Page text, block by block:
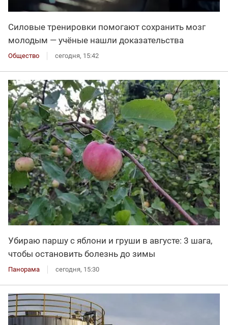
Силовые тренировки помогают сохранить мозг
молодым — учёные нашли доказательства
Общество сегодня, 15:42
Убираю паршу с яблони и груши в августе: 3 шага,
чтобы остановить болезнь до зимы
Панорама сегодня, 15:30